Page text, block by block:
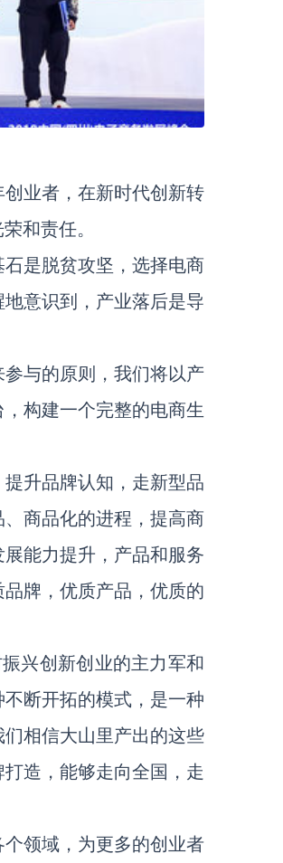
业者，在新时代创新转
和责任。
是脱贫攻坚，选择电商
意识到，产业落后是导
与的原则，我们将以产
构建一个完整的电商生
升品牌认知，走新型品
商品化的进程，提高商
能力提升，产品和服务
牌，优质产品，优质的
兴创新创业的主力军和
断开拓的模式，是一种
相信大山里产出的这些
造，能够走向全国，走
领域，为更多的创业者